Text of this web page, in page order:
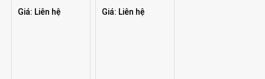
Giá: Liên hệ
Giá: Liên hệ